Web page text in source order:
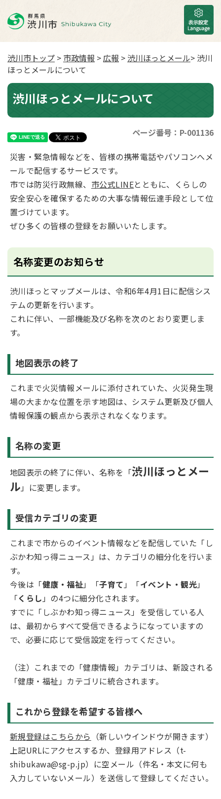
渋川市トップ > 市政情報 >広報 > 渋川ほっとメール> 渋川
ほっとメールについて
渋川ほっとメールについて
ページ番号：P-001136
災害・緊急情報などを、皆様の携帯電話やパソコンへメ
ールで配信するサービスです。
市では防災行政無線、 市公式LINEとともに、くらしの
安全安心を確保するための大事な情報伝達手段として位
置づけています。
ぜひ多くの皆様の登録をお願いいたします。
名称変更のお知らせ
渋川ほっとマップメールは、令和6年4月1日に配信シス
テムの更新を行います。
これに伴い、一部機能及び名称を次のとおり変更しま
す。
地図表示の終了
これまで火災情報メールに添付されていた、火災発生現
場の大まかな位置を示す地図は、システム更新及び個人
情報保護の観点から表示されなくなります。
名称の変更
地図表示の終了に伴い、名称を「渋川ほっとメー
ル 」に変更します。
受信カテゴリの変更
これまで市からのイベント情報などを配信していた「し
ぶかわ知っ得ニュース」は、カテゴリの細分化を行いま
す。
今後は「健康・福祉」「子育て 」「イベント・観光」
「くらし 」の4つに細分化されます。
すでに「しぶかわ知っ得ニュース」を受信している人
は、最初からすべて受信できるようになっていますの
で、必要に応じて受信設定を行ってください。
（注）これまでの「健康情報」カテゴリは、新設される
「健康・福祉」カテゴリに統合されます。
これから登録を希望する皆様へ
新規登録はこちらから （新しいウインドウが開きます）
上記URLにアクセスするか、登録用アドレス（t-
shibukawa@sg-p.jp）に空メール（件名・本文に何も
入力していないメール）を送信して登録してください。